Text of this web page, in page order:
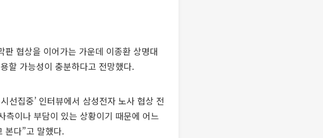
협상을 이어가는 가운데 이종환 상명대
할 가능성이 충분하다고 전망했다.
선집중’ 인터뷰에서 삼성전자 노사 협상 전
측이나 부담이 있는 상황이기 때문에 어느
본다”고 말했다.